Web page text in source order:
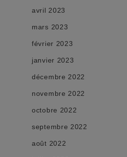
avril 2023
mars 2023
février 2023
janvier 2023
décembre 2022
novembre 2022
octobre 2022
septembre 2022
août 2022